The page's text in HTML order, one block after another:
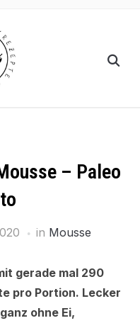
– Paleo
in Mousse
gerade mal 290
pro Portion. Lecker
ohne Ei,